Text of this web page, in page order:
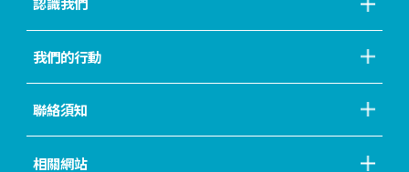
我們的行動
聯絡須知
相關網站